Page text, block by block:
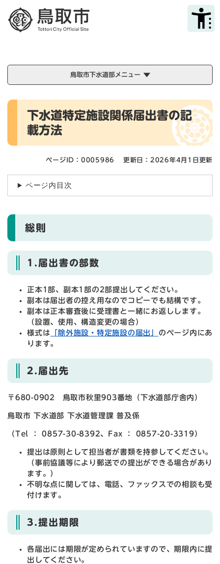
メニューを飛ばして本文へ
鳥取市下水道部メニュー
本
下水道特定施設関係届出書の記
載方法
ページID：0005986 更新日：2026年4月1日更新
ページ内目次
総則
1.届出書の部数
正本1部、副本1部の2部提出してください。
副本は届出者の控え用なのでコピーでも結構です。
副本は正本審査後に受理書と一緒にお返しします。
（設置、使用、構造変更の場合）
様式は 「除外施設・特定施設の届出」 のページ内にあ
ります。
2.届出先
〒680-0902 鳥取市秋里903番地（下水道部庁舎内）
鳥取市 下水道部 下水道管理課 普及係
（Tel ： 0857-30-8392、Fax ： 0857-20-3319）
提出は原則として担当者が書類を持参してください。
（事前協議等により郵送での提出ができる場合があり
ます。）
不明な点に関しては、電話、ファックスでの相談も受
付けます。
3.提出期限
各届出には期限が定められていますので、期限内に提
出してください。